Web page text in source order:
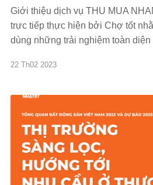
Giới thiệu dịch vụ THU MUA
trực tiếp thực hiện bởi Chợ tốt
dùng những trải nghiệm toàn
hàng đầu Việt Nam.
22 Th02 2023